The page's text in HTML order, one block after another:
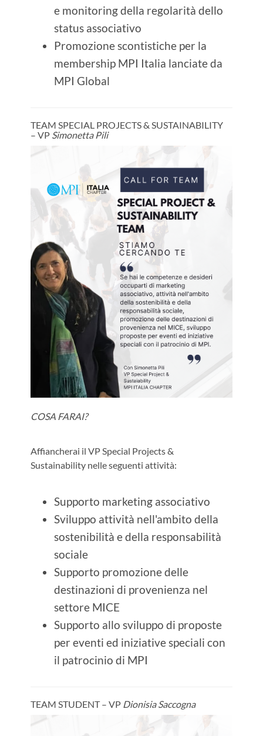
e monitoring della regolarità dello
status associativo
Promozione scontistiche per la
membership MPI Italia lanciate da
MPI Global
TEAM SPECIAL PROJECTS & SUSTAINABILITY
– VP Simonetta Pili
COSA FARAI?
Affiancherai il VP Special Projects &
Sustainability nelle seguenti attività:
Supporto marketing associativo
Sviluppo attività nell'ambito della
sostenibilità e della responsabilità
sociale
Supporto promozione delle
destinazioni di provenienza nel
settore MICE
Supporto allo sviluppo di proposte
per eventi ed iniziative speciali con
il patrocinio di MPI
TEAM STUDENT – VP Dionisia Saccogna